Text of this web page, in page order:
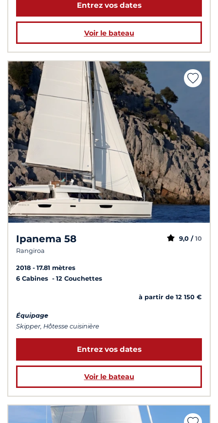
Entrez vos dates
Voir le bateau
Ipanema 58
Rangiroa
9,0 / 10
2018
17.81 mètres
6 Cabines
12 Couchettes
à partir de 12 150 €
Équipage
Skipper, Hôtesse cuisinière
Entrez vos dates
Voir le bateau